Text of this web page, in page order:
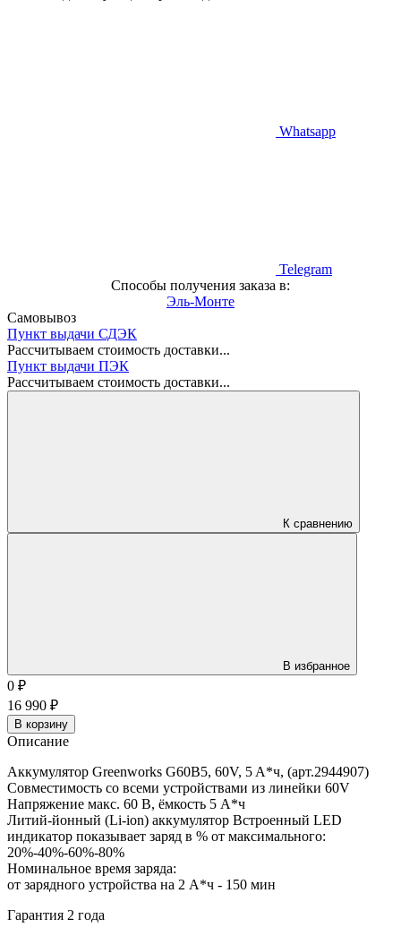
Whatsapp
Telegram
Способы получения заказа в:
Эль-Монте
Самовывоз
Пункт выдачи СДЭК
Рассчитываем стоимость доставки...
Пункт выдачи ПЭК
Рассчитываем стоимость доставки...
К сравнению
В избранное
0 ₽
16 990 ₽
В корзину
Описание
Аккумулятор Greenworks G60B5, 60V, 5 A*ч, (арт.2944907)
Совместимость со всеми устройствами из линейки 60V
Напряжение макс. 60 В, ёмкость 5 А*ч
Литий-йонный (Li-ion) аккумулятор Встроенный LED
индикатор показывает заряд в % от максимального:
20%-40%-60%-80%
Номинальное время заряда:
от зарядного устройства на 2 А*ч - 150 мин
Гарантия 2 года